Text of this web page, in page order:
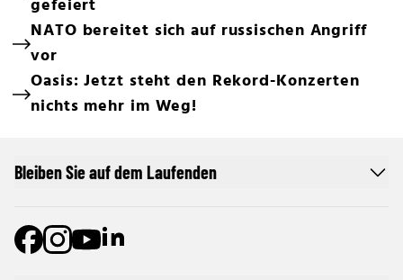
gefeiert
NATO bereitet sich auf russischen Angriff
vor
Oasis: Jetzt steht den Rekord-Konzerten
nichts mehr im Weg!
Bleiben Sie auf dem Laufenden